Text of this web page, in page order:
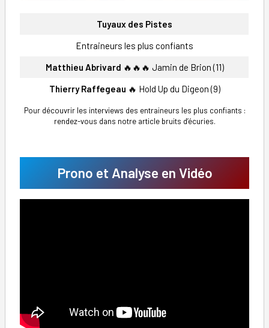
Tuyaux des Pistes
Entraineurs les plus confiants
Matthieu Abrivard 🔥🔥🔥 Jamin de Brion (11)
Thierry Raffegeau 🔥 Hold Up du Digeon (9)
Pour découvrir les interviews des entraineurs les plus confiants :
rendez-vous dans notre article bruits d’écuries.
Prono et Analyse en Vidéo